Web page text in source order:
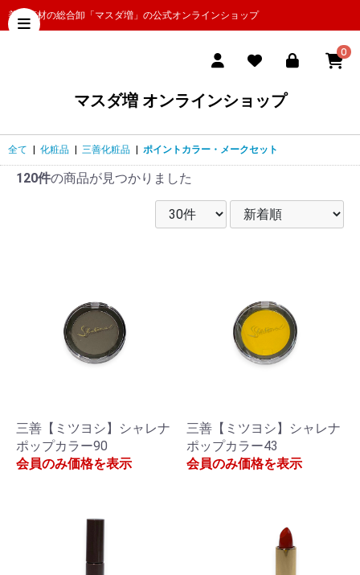
美容商材の総合卸「マスダ増」の公式オンラインショップ
0
マスダ増 オンラインショップ
全て 化粧品 三善化粧品 ポイントカラー・メークセット
120件の商品が見つかりました
三善【ミツヨシ】シャレナ
ポップカラー90
会員のみ価格を表示
三善【ミツヨシ】シャレナ
ポップカラー43
会員のみ価格を表示